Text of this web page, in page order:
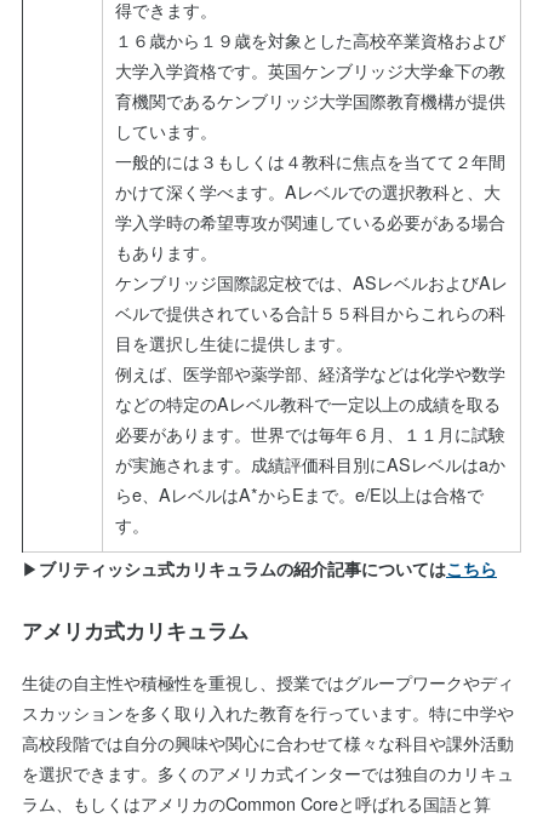
得できます。
１６歳から１９歳を対象とした高校卒業資格および
大学入学資格です。英国ケンブリッジ大学傘下の教
育機関であるケンブリッジ大学国際教育機構が提供
しています。
一般的には３もしくは４教科に焦点を当てて２年間
かけて深く学べます。Aレベルでの選択教科と、大
学入学時の希望専攻が関連している必要がある場合
もあります。
ケンブリッジ国際認定校では、ASレベルおよびAレ
ベルで提供されている合計５５科目からこれらの科
目を選択し生徒に提供します。
例えば、医学部や薬学部、経済学などは化学や数学
などの特定のAレベル教科で一定以上の成績を取る
必要があります。世界では毎年６月、１１月に試験
が実施されます。成績評価科目別にASレベルはaか
らe、AレベルはA*からEまで。e/E以上は合格で
す。
▶ ブリティッシュ式カリキュラムの紹介記事についてはこちら
アメリカ式カリキュラム
生徒の自主性や積極性を重視し、授業ではグループワークやディ
スカッションを多く取り入れた教育を行っています。特に中学や
高校段階では自分の興味や関心に合わせて様々な科目や課外活動
を選択できます。多くのアメリカ式インターでは独自のカリキュ
ラム、もしくはアメリカのCommon Coreと呼ばれる国語と算